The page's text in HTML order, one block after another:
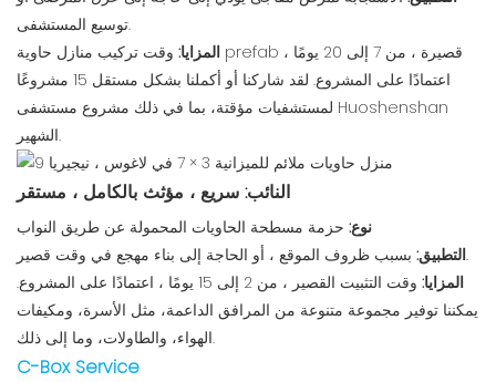
توسيع المستشفى.
المزايا: وقت تركيب منازل حاوية prefab قصيرة ، من 7 إلى 20 يومًا ،
اعتمادًا على المشروع. لقد شاركنا أو أكملنا بشكل مستقل 15 مشروعًا
لمستشفيات مؤقتة، بما في ذلك مشروع مستشفى Huoshenshan
الشهير.
النائب: سريع ، مؤثث بالكامل ، مستقر
نوع: حزمة مسطحة الحاويات المحمولة عن طريق النواب
التطبيق:بسبب ظروف الموقع ، أو الحاجة إلى بناء مهجع في وقت قصير.
المزايا:
وقت التثبيت القصير ، من 2 إلى 15 يومًا ، اعتمادًا على المشروع.
يمكننا توفير مجموعة متنوعة من المرافق الداعمة، مثل الأسرة، ومكيفات
الهواء، والطاولات، وما إلى ذلك.
C-Box Service